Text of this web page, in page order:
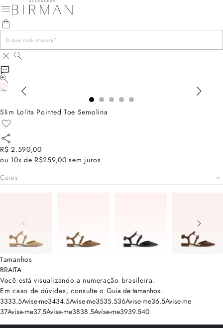
Slim Lolita Pointed Toe Semolina
R$ 2.590,00
ou 10x de R$259,00 sem juros
Cores
Tamanhos
BRAITA
Você está visualizando a numeração brasileira.
Em caso de dúvidas, consulte o Guia de tamanhos.
3333.5Avise-me3434.5Avise-me3535.536Avise-me36.5Avise-me
37Avise-me37.5Avise-me3838.5Avise-me3939.540